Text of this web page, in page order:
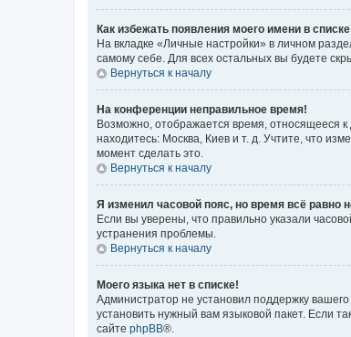
Как избежать появления моего имени в
На вкладке «Личные настройки» в личном
самому себе. Для всех остальных вы будете
Вернуться к началу
На конференции неправильное время!
Возможно, отображается время, относящееся к
находитесь: Москва, Киев и т. д. Учтите, что
момент сделать это.
Вернуться к началу
Я изменил часовой пояс, но время всё равно
Если вы уверены, что правильно указали
устранения проблемы.
Вернуться к началу
Моего языка нет в списке!
Администратор не установил поддержку
установить нужный вам языковой пакет. Если
сайте phpBB®.